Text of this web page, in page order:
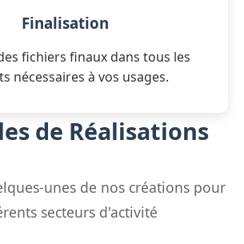
Finalisation
fichiers finaux dans tous les
nécessaires à vos usages.
de Réalisations
unes de nos créations pour
secteurs d'activité